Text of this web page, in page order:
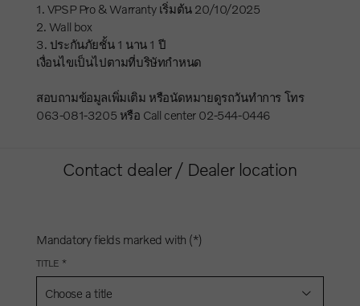
1. VPSP Pro & Warranty เริ่มต้น 20/10/2025
2. Wall box
3. ประกันภัยชั้น 1 นาน 1 ปี
เงื่อนไขเป็นไปตามที่บริษัทกำหนด
สอบถามข้อมูลเพิ่มเติม หรือนัดหมายดูรถวันทำการ โทร
063-081-3205 หรือ Call center 02-544-0446
Contact dealer / Dealer location
Mandatory fields marked with (*)
TITLE *
Choose a title